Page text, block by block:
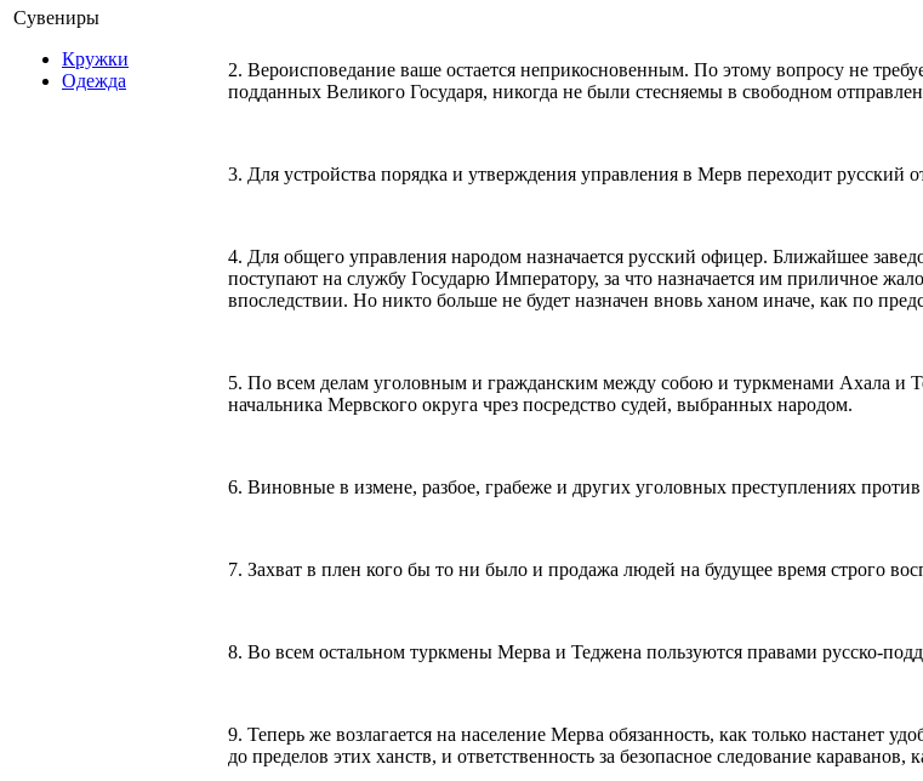
Сувениры
Кружки
Одежда
2. Вероисповедание ваше остается неприкосновенным. По этому вопросу не
подданных Великого Государя, никогда не были стесняемы в свободном
3. Для устройства порядка и утверждения управления в Мерв переходит русский
4. Для общего управления народом назначается русский офицер. Ближайшее
поступают на службу Государю Императору, за что назначается им приличное
впоследствии. Но никто больше не будет назначен вновь ханом иначе, как по
5. По всем делам уголовным и гражданским между собою и туркменами Ахала и
начальника Мервского округа чрез посредство судей, выбранных народом.
6. Виновные в измене, разбое, грабеже и других уголовных преступлениях
7. Захват в плен кого бы то ни было и продажа людей на будущее время строго
8. Во всем остальном туркмены Мерва и Теджена пользуются правами русско-
9. Теперь же возлагается на население Мерва обязанность, как только настанет
до пределов этих ханств, и ответственность за безопасное следование